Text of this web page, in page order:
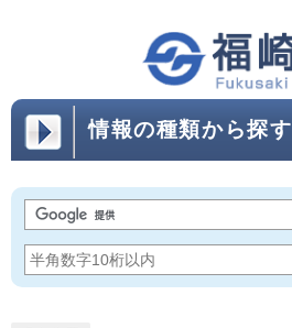
情報の種類から探す